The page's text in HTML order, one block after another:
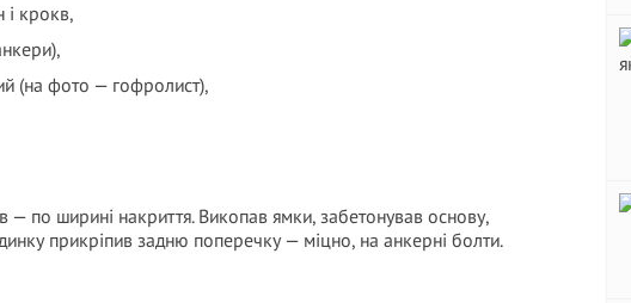
і крокв,
(на фото — гофролист),
— по ширині накриття. Викопав ямки, забетонував основу,
прикріпив задню поперечку — міцно, на анкерні болти.